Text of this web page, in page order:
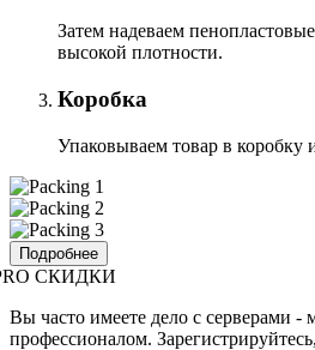
Затем надеваем
высокой плотности.
Коробка
Упаковываем товар в коробку
Подробнее
СКИДКИ
Вы часто имеете дело с серверами -
профессионалом.